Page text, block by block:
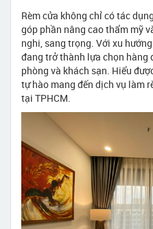
Rèm cửa không chỉ có tác
góp phần nâng cao thẩm mỹ
nghi, sang trọng. Với xu
đang trở thành lựa chọn hàng
phòng và khách sạn. Hiểu
tự hào mang đến dịch vụ làm
tại TPHCM.